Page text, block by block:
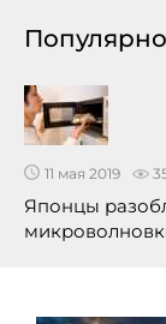
11 мая 2019
Японцы